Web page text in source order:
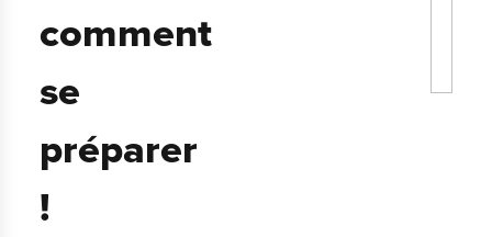
comment
se
préparer
!